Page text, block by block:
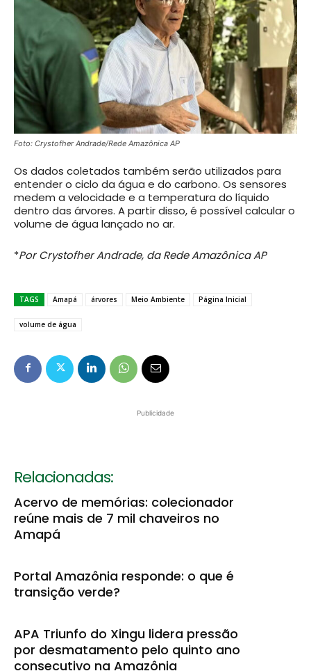
Foto: Crystofher Andrade/Rede Amazônica AP
Os dados coletados também serão utilizados para
entender o ciclo da água e do carbono. Os sensores
medem a velocidade e a temperatura do líquido
dentro das árvores. A partir disso, é possível calcular o
volume de água lançado no ar.
*Por Crystofher Andrade, da Rede Amazônica AP
TAGS Amapá árvores Meio Ambiente Página Inicial
volume de água
Publicidade
Relacionadas:
Acervo de memórias: colecionador
reúne mais de 7 mil chaveiros no
Amapá
Portal Amazônia responde: o que é
transição verde?
APA Triunfo do Xingu lidera pressão
por desmatamento pelo quinto ano
consecutivo na Amazônia